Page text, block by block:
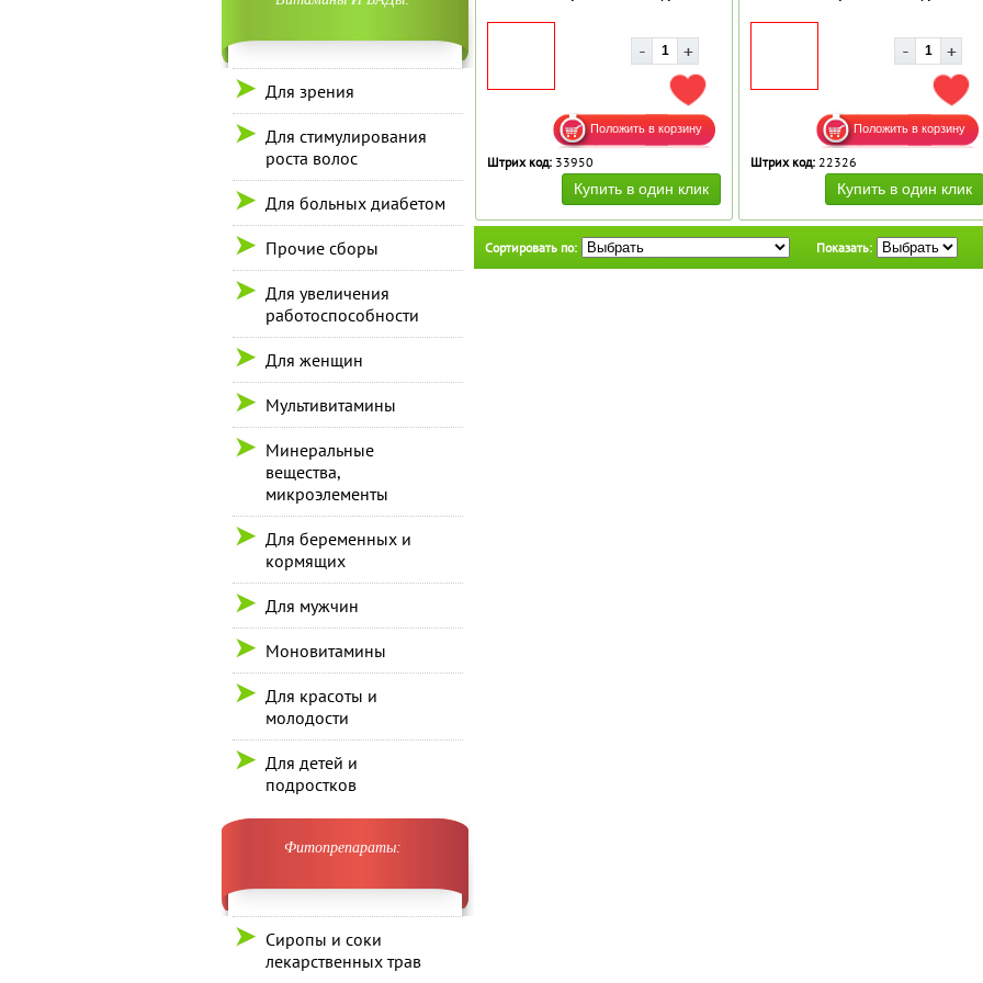
Для зрения
Для стимулирования
роста волос
Для больных диабетом
Прочие сборы
Для увеличения
работоспособности
Для женщин
Мультивитамины
Минеральные
вещества,
микроэлементы
Для беременных и
кормящих
Для мужчин
Моновитамины
Для красоты и
молодости
Для детей и
подростков
Фитопрепараты:
Сиропы и соки
лекарственных трав
ДОБАВИТЬ В ИЗБРАННОЕ
Штрих код: 33950 Штрих код: 22326
Сортировать по: Показать: